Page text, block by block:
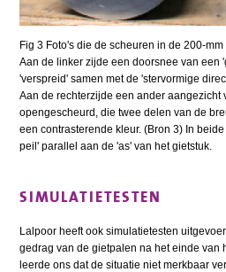
Fig 3 Foto's die de scheuren in de 200-
Aan de linker zijde een doorsnee van een
'verspreid' samen met de 'stervormige
Aan de rechterzijde een ander aangezicht
opengescheurd, die twee delen van de
een contrasterende kleur. (Bron 3) In
peil' parallel aan de 'as' van het gietstuk.
SIMULATIETESTEN
Lalpoor heeft ook simulatietesten
gedrag van de gietpalen na het einde van
leerde ons dat de situatie niet merkbaar